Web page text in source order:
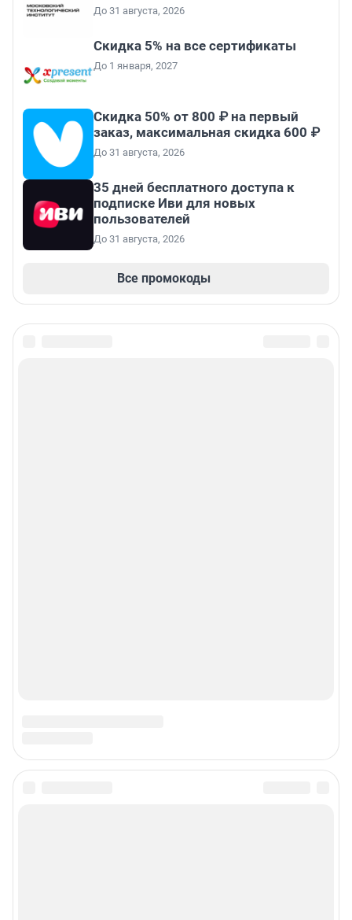
До 31 августа, 2026
Скидка 5% на все сертификаты
До 1 января, 2027
Скидка 50% от 800 ₽ на первый
заказ, максимальная скидка 600 ₽
До 31 августа, 2026
35 дней бесплатного доступа к
подписке Иви для новых
пользователей
До 31 августа, 2026
Все промокоды